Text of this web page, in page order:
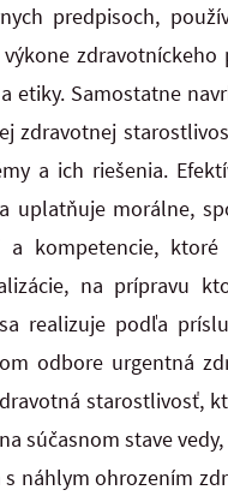
predpisoch,
etiky. Samostatne
zdravotnej
a ich riešenia.
uplatňuje morálne,
a kompetencie,
na prípravu
realizuje podľa
odbore urgentná
starostlivosť,
súčasnom stave
náhlym ohrozením